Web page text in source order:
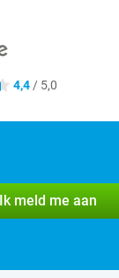
4,4 / 5,0
Ik meld me aan